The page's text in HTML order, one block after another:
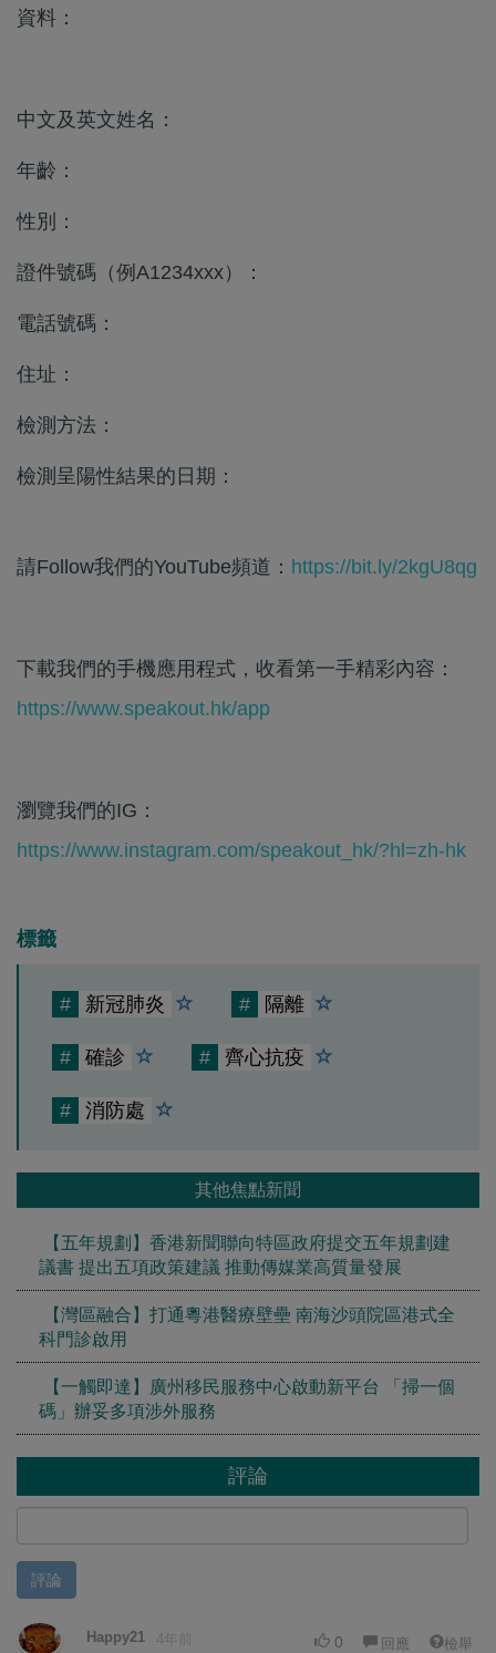
資料：
中文及英文姓名：
年齡：
性別：
證件號碼（例A1234xxx）：
電話號碼：
住址：
檢測方法：
檢測呈陽性結果的日期：
請Follow我們的YouTube頻道： https://bit.ly/2kgU8qg
下載我們的手機應用程式，收看第一手精彩內容：
https://www.speakout.hk/app
瀏覽我們的IG：
https://www.instagram.com/speakout_hk/?hl=zh-hk
標籤
# 新冠肺炎 # 隔離
# 確診 # 齊心抗疫
# 消防處
其他焦點新聞
【五年規劃】香港新聞聯向特區政府提交五年規劃建
議書 提出五項政策建議 推動傳媒業高質量發展
【灣區融合】打通粵港醫療壁壘 南海沙頭院區港式全
科門診啟用
【一觸即達】廣州移民服務中心啟動新平台 「掃一個
碼」辦妥多項涉外服務
評論
評論
Happy21 4年前 0 回應 檢舉